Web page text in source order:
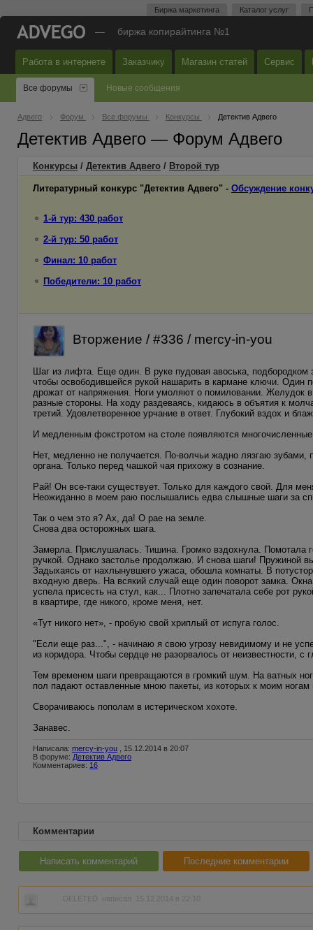
Биржа маркетинга Каталог услуг
— биржа копирайтинга №1
Работа в интернете Заказчику Магазин статей Сервис
Все форумы Новые сообщения
Адвего Форум Все форумы Конкурсы Детектив Адвего
Детектив Адвего — Форум Адвего
Конкурсы / Детектив Адвего / Второй тур
Литературный конкурс "Детектив Адвего" - Обсуждение
1-й тур: 430 работ
2-й тур: 50 работ
Финал: 10 работ
Победители: 10 работ
Вторжение / #336 / mercy-in-you
Шаг из лифта. Еще один. В руке пудовая авоська,
чтобы освободившейся рукой нашарить в кармане ключи. Один
дрожат от напряжения. Ноги умоляют о помиловании. Желудок
разные стороны. На ходу раздеваясь, кидаюсь в объятия к
третий. Удовлетворенное урчание в ответ. Глубокий вздох и
И медленным фокстротом на столе появляются
Нет, медленно не получается. По-волчьи жадно лязгаю
органа. Только перед чашкой чая прихожу в сознание.
Рай! Он все-таки существует. Только для каждого свой. Для
Неожиданно в моем раю послышались едва слышные шаги за
Так о чем это я? Ах, да! О рае на земле.
Снова два осторожных шага.
Замерла. Прислушалась. Тишина. Громко вздохнула. Помотала
ручкой. Однако застолье продолжаю. И снова шаги! Пружиной
Задыхаясь от нахлынувшего ужаса, обошла комнаты. В
входную дверь. На всякий случай еще один поворот замка.
успела присесть на стул, как... Плотно запечатала себе рот
в квартире, где никого, кроме меня, нет.
«Тут никого нет», - пробую свой хриплый от испуга голос.
"Если еще раз...", - начинаю я свою угрозу невидимому и не
из коридора. Чтобы сердце не разорвалось от неизвестности, с
Тем временем шаги превращаются в громкий шум. На ватных
пол падают оставленные мною пакеты, из которых к моим
Сворачиваюсь пополам в истерическом хохоте.
Занавес.
Написала: mercy-in-you , 15.12.2014 в 20:07
В форуме: Детектив Адвего
Комментариев: 16
Комментарии
Написать комментарий Последние комментарии
DELETED написал 15.12.2014 в 22:10